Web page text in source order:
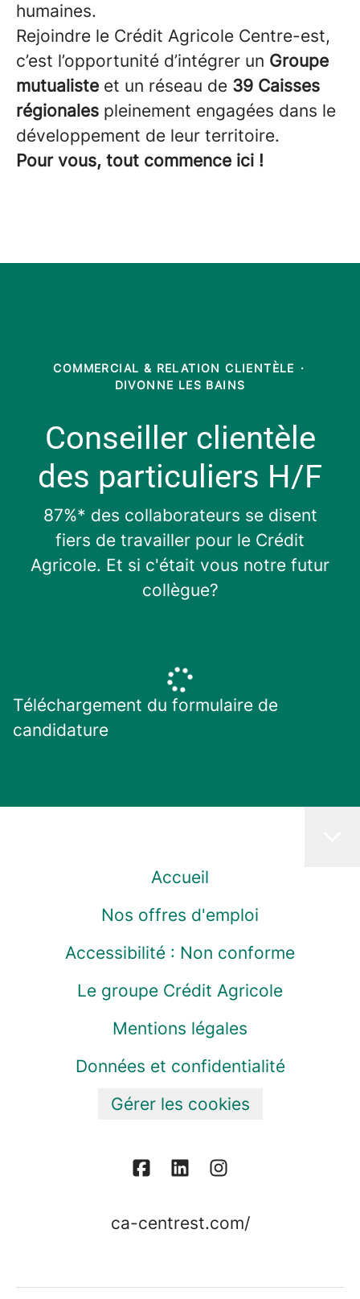
humaines.
Rejoindre le Crédit Agricole Centre-est,
c’est l’opportunité d’intégrer un Groupe
mutualiste et un réseau de 39 Caisses
régionales pleinement engagées dans le
développement de leur territoire.
Pour vous, tout commence ici !
COMMERCIAL & RELATION CLIENTÈLE ·
DIVONNE LES BAINS
Conseiller clientèle
des particuliers H/F
87%* des collaborateurs se disent
fiers de travailler pour le Crédit
Agricole. Et si c'était vous notre futur
collègue?
Téléchargement du formulaire de
candidature
Accueil
Nos offres d'emploi
Accessibilité : Non conforme
Le groupe Crédit Agricole
Mentions légales
Données et confidentialité
Gérer les cookies
ca-centrest.com/